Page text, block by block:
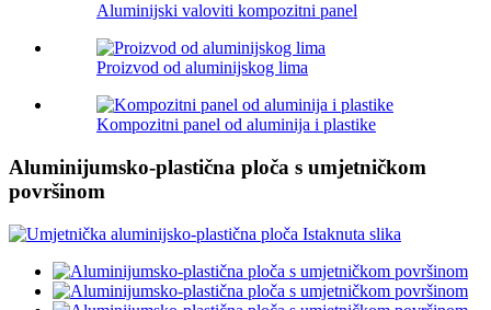
Aluminijski valoviti kompozitni panel
Proizvod od aluminijskog lima
Kompozitni panel od aluminija i plastike
Aluminijumsko-plastična ploča s umjetničkom
površinom